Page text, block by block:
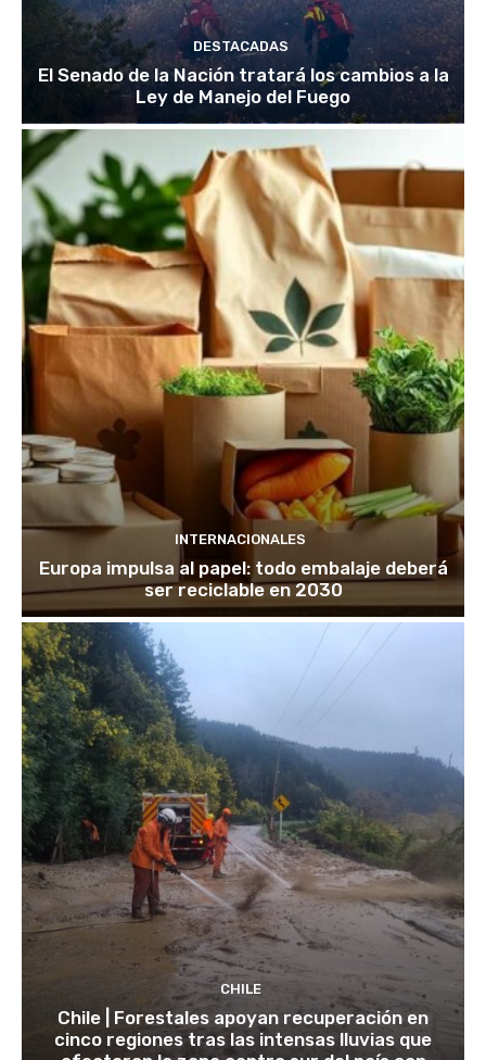
DESTACADAS
El Senado de la Nación tratará los cambios a la
Ley de Manejo del Fuego
INTERNACIONALES
Europa impulsa al papel: todo embalaje deberá
ser reciclable en 2030
CHILE
Chile | Forestales apoyan recuperación en
cinco regiones tras las intensas lluvias que